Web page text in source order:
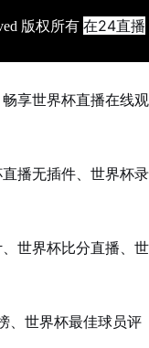
版权所有 在24直播
享世界杯直播在线观
播无插件、世界杯录
世界杯比分直播、世
、世界杯最佳球员评